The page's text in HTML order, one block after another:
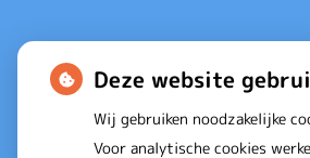
Deze website
Wij gebruiken noodzakelijke
Voor analytische cookies